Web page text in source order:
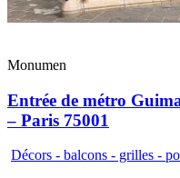
Monumen
Entrée de métro
– Paris 75001
Décors - balcons - grilles -